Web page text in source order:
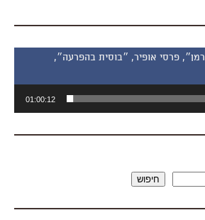
״ספיידרמן״, פרסי אופיר, ״בוסית בהפרעה״,
01:00:12
חיפוש